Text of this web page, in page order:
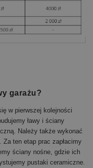
garażu?
w pierwszej kolejności
ławy i ściany
Należy także wykonać
Za ten etap prac zapłacimy
ściany nośne, gdzie ich
pustaki ceramiczne.